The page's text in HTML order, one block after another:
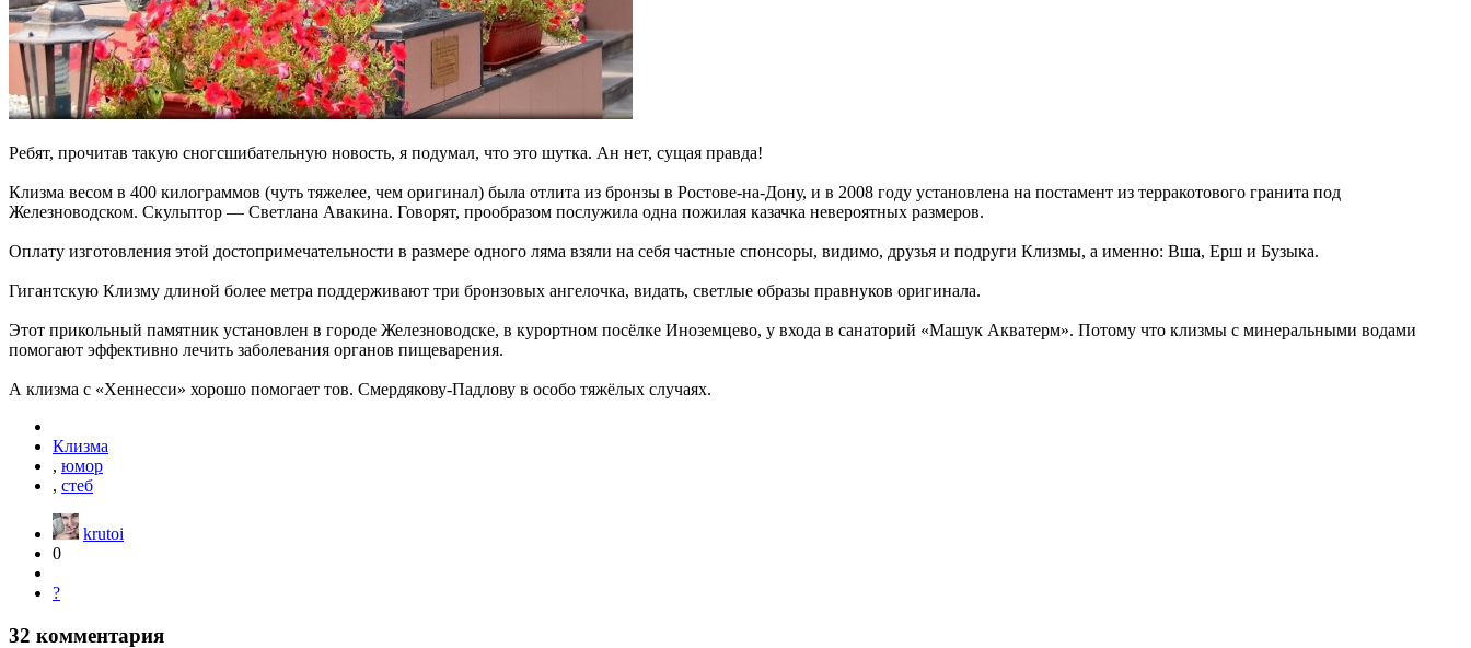
Ребят, прочитав такую сногсшибательную новость, я подумал, что это шутка. Ан нет, сущая правда!
Клизма весом в 400 килограммов (чуть тяжелее, чем оригинал) была отлита из бронзы в Ростове-на-Дону, и в 2008 году установлена на постамент из терракотового гранита под
Железноводском. Скульптор — Светлана Авакина. Говорят, прообразом послужила одна пожилая казачка невероятных размеров.
Оплату изготовления этой достопримечательности в размере одного ляма взяли на себя частные спонсоры, видимо, друзья и подруги Клизмы, а именно: Вша, Ерш и Бузыка.
Гигантскую Клизму длиной более метра поддерживают три бронзовых ангелочка, видать, светлые образы правнуков оригинала.
Этот прикольный памятник установлен в городе Железноводске, в курортном посёлке Иноземцево, у входа в санаторий «Машук Акватерм». Потому что клизмы с минеральными водами
помогают эффективно лечить заболевания органов пищеварения.
А клизма с «Хеннесси» хорошо помогает тов. Смердякову-Падлову в особо тяжёлых случаях.
Клизма
, юмор
, стеб
krutoi
0
?
32 комментария